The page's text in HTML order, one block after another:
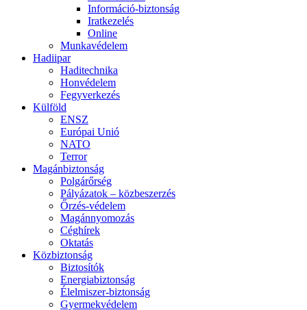
Információ-biztonság
Iratkezelés
Online
Munkavédelem
Hadiipar
Haditechnika
Honvédelem
Fegyverkezés
Külföld
ENSZ
Európai Unió
NATO
Terror
Magánbiztonság
Polgárőrség
Pályázatok – közbeszerzés
Őrzés-védelem
Magánnyomozás
Céghírek
Oktatás
Közbiztonság
Biztosítók
Energiabiztonság
Élelmiszer-biztonság
Gyermekvédelem